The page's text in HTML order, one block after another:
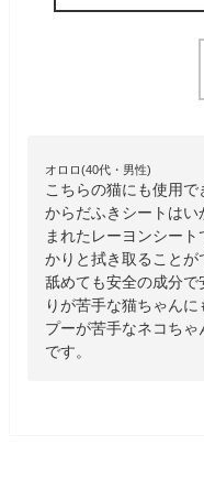
オロロ(40代・男性)
こちらの猫にも使用
からだふきシートは
まれたレーヨンシー
かりと拭き取ること
舐めても安全の成分
りが苦手な猫ちゃん
プーが苦手なネコち
です。